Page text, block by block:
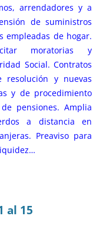
arrendadores y a
de suministros
empleadas de hogar.
moratorias y
Social. Contratos
resolución y nuevas
y de procedimiento
pensiones. Amplia
a distancia en
Preaviso para
al 15